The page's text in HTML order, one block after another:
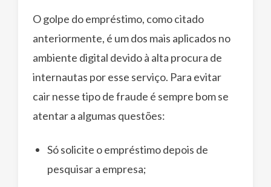
O golpe do empréstimo, como citado
anteriormente, é um dos mais aplicados no
ambiente digital devido à alta procura de
internautas por esse serviço. Para evitar
cair nesse tipo de fraude é sempre bom se
atentar a algumas questões:
Só solicite o empréstimo depois de
pesquisar a empresa;